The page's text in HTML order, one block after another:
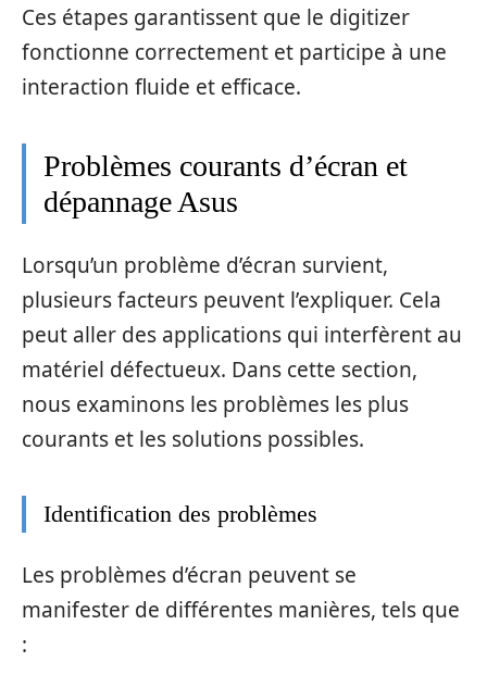
Ces étapes garantissent que le digitizer
fonctionne correctement et participe à une
interaction fluide et efficace.
Problèmes courants d’écran et
dépannage Asus
Lorsqu’un problème d’écran survient,
plusieurs facteurs peuvent l’expliquer. Cela
peut aller des applications qui interfèrent au
matériel défectueux. Dans cette section,
nous examinons les problèmes les plus
courants et les solutions possibles.
Identification des problèmes
Les problèmes d’écran peuvent se
manifester de différentes manières, tels que
: